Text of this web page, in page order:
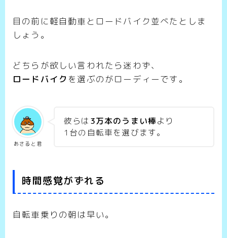
目の前に軽自動車とロードバイク並べたとしま
しょう。
どちらが欲しい言われたら迷わず、
ロードバイク を選ぶのがローディーです。
あさると君
彼らは 3万本のうまい棒より
1台の自転車を選びます。
時間感覚がずれる
自転車乗りの朝は早い。